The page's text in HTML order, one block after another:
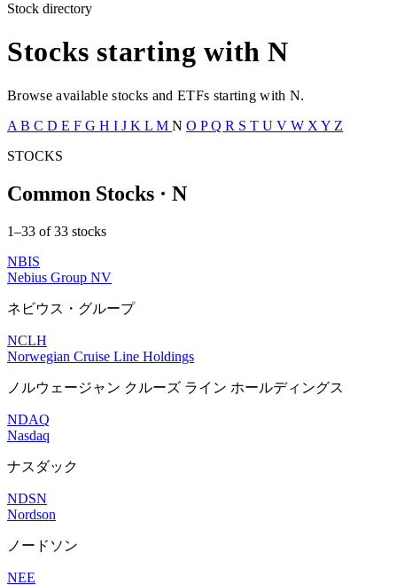
Stock directory
Stocks starting with N
Browse available stocks and ETFs starting with N.
A B C D E F G H I J K L M N O PQ R S T U V W X Y Z
STOCKS
Common Stocks · N
1–33 of 33 stocks
NBIS
Nebius Group NV
ネビウス・グループ
NCLH
Norwegian Cruise Line Holdings
ノルウェージャン クルーズ ライン ホールディングス
NDAQ
Nasdaq
ナスダック
NDSN
Nordson
ノードソン
NEE